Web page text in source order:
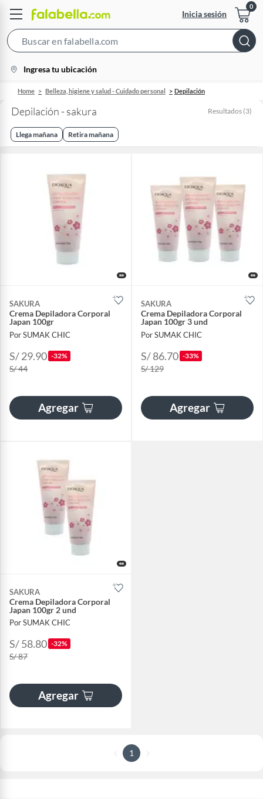
Inicia sesión
Bar
location-
icon
Ingresa tu ubicación
Home Belleza, higiene y salud - Cuidado personal Depilación
Depilación - sakura Resultados (3)
Llega mañana Retira mañana
SAKURA
Crema Depiladora Corporal
Japan 100gr
Por SUMAK CHIC
S/ 29.90 -32%
S/ 44
Agregar
SAKURA
Crema Depiladora Corporal
Japan 100gr 3 und
Por SUMAK CHIC
S/ 86.70 -33%
S/ 129
Agregar
SAKURA
Crema Depiladora Corporal
Japan 100gr 2 und
Por SUMAK CHIC
S/ 58.80 -32%
S/ 87
Agregar
1